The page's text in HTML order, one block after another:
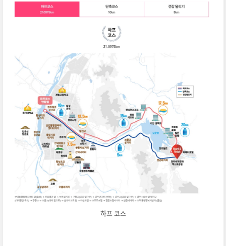
하프 코스